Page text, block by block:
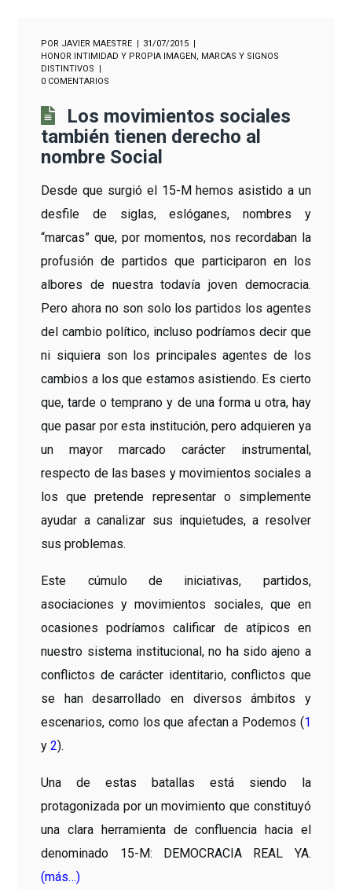
POR JAVIER MAESTRE
31/07/2015
HONOR INTIMIDAD Y PROPIA IMAGEN , MARCAS Y SIGNOS
DISTINTIVOS
0 COMENTARIOS
Los movimientos sociales
también tienen derecho al
nombre Social
Desde que surgió el 15-M hemos asistido a un
desfile de siglas, eslóganes, nombres y
“marcas” que, por momentos, nos recordaban la
profusión de partidos que participaron en los
albores de nuestra todavía joven democracia.
Pero ahora no son solo los partidos los agentes
del cambio político, incluso podríamos decir que
ni siquiera son los principales agentes de los
cambios a los que estamos asistiendo. Es cierto
que, tarde o temprano y de una forma u otra, hay
que pasar por esta institución, pero adquieren ya
un mayor marcado carácter instrumental,
respecto de las bases y movimientos sociales a
los que pretende representar o simplemente
ayudar a canalizar sus inquietudes, a resolver
sus problemas.
Este cúmulo de iniciativas, partidos,
asociaciones y movimientos sociales, que en
ocasiones podríamos calificar de atípicos en
nuestro sistema institucional, no ha sido ajeno a
conflictos de carácter identitario, conflictos que
se han desarrollado en diversos ámbitos y
escenarios, como los que afectan a Podemos (1
y2).
Una de estas batallas está siendo la
protagonizada por un movimiento que constituyó
una clara herramienta de confluencia hacia el
denominado 15-M: DEMOCRACIA REAL YA.
(más…)